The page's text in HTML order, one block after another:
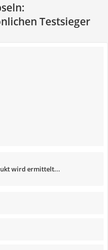
Testsieger
wird ermittelt...